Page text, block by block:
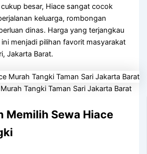
besar, Hiace sangat cocok
keluarga, rombongan
dinas. Harga yang terjangkau
menjadi pilihan favorit masyarakat
Jakarta Barat.
Tangki Taman Sari Jakarta Barat
Memilih Sewa Hiace